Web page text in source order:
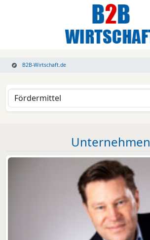
B2B-Wirtschaft.de
Unternehmen